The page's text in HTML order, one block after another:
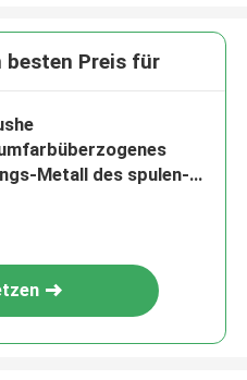
besten Preis für
Metall des spulen-